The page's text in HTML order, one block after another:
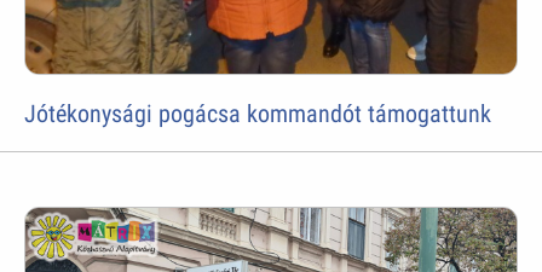
Jótékonysági pogácsa kommandót támogattunk